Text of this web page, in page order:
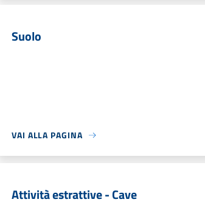
Suolo
VAI ALLA PAGINA
Attività estrattive - Cave